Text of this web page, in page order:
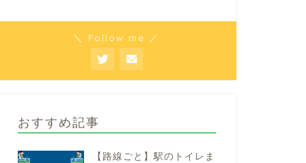
＼ Follow me ／
おすすめ記事
【路線ごと】駅のトイレま